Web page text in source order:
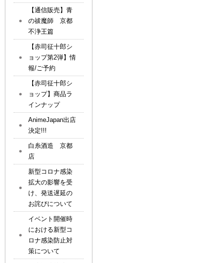
【通信販売】青
の祓魔師 京都
不浄王篇
【赤司征十郎シ
ョップ第2弾】情
報/ご予約
【赤司征十郎シ
ョップ】商品ラ
インナップ
AnimeJapan出店
決定!!!
白糸酒造 京都
店
新型コロナ感染
拡大の影響を受
け、発送遅延の
お詫びについて
イベント開催時
における新型コ
ロナ感染防止対
策について